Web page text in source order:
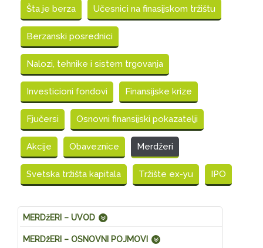
Šta je berza Učesnici na finasijskom tržištu
Berzanski posrednici
Nalozi, tehnike i sistem trgovanja
Investicioni fondovi Finansijske krize
Fjučersi Osnovni finansijski pokazatelji
Akcije Obaveznice Merdžeri
Svetska tržišta kapitala Tržište ex-yu IPO
MERDžERI – UVOD
MERDžERI – OSNOVNI POJMOVI